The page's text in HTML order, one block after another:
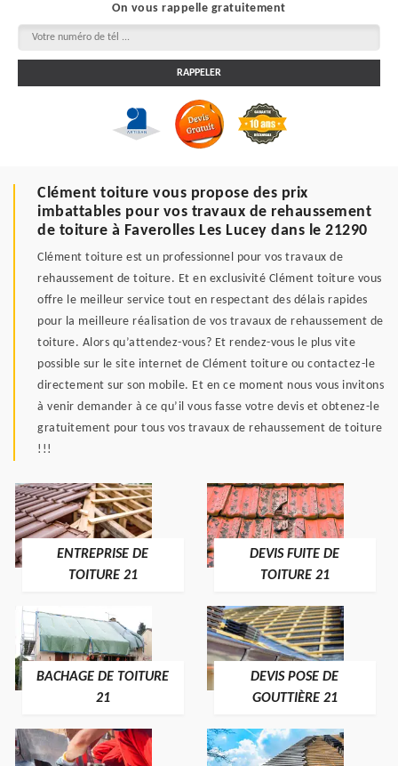
On vous rappelle gratuitement
Clément toiture vous propose des prix
imbattables pour vos travaux de rehaussement
de toiture à Faverolles Les Lucey dans le 21290
Clément toiture est un professionnel pour vos travaux de
rehaussement de toiture. Et en exclusivité Clément toiture vous
offre le meilleur service tout en respectant des délais rapides
pour la meilleure réalisation de vos travaux de rehaussement de
toiture. Alors qu’attendez-vous? Et rendez-vous le plus vite
possible sur le site internet de Clément toiture ou contactez-le
directement sur son mobile. Et en ce moment nous vous invitons
à venir demander à ce qu’il vous fasse votre devis et obtenez-le
gratuitement pour tous vos travaux de rehaussement de toiture
!!!
ENTREPRISE DE
TOITURE 21
DEVIS FUITE DE
TOITURE 21
BACHAGE DE TOITURE
21
DEVIS POSE DE
GOUTTIÈRE 21